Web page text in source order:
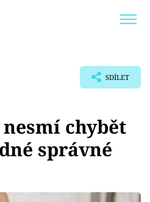
SDÍLET
chybět
správné